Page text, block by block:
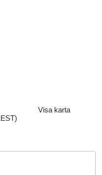
Visa karta